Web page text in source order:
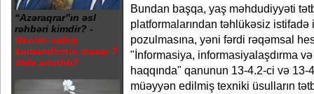
“Azəraqrar”ın əsl
rəhbəri kimdir? -
Nazirin sabiq
komandirinin maaşı 7
dəfə artırılıb?
Bundan başqa, yaş məhdudiyyəti
platformalarından təhlükəsiz istifadə
pozulmasına, yəni fərdi rəqəmsal
"İnformasiya, informasiyalaşdırma
haqqında" qanunun 13-4.2-ci və
müəyyən edilmiş texniki üsulların